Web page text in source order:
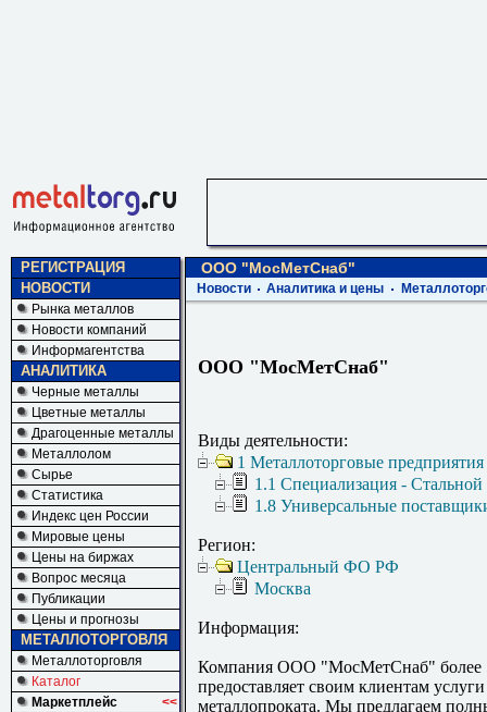
РЕГИСТРАЦИЯ
НОВОСТИ
Рынка металлов
Новости компаний
Информагентства
АНАЛИТИКА
Черные металлы
Цветные металлы
Драгоценные металлы
Металлолом
Сырье
Статистика
Индекс цен России
Мировые цены
Цены на биржах
Вопрос месяца
Публикации
Цены и прогнозы
МЕТАЛЛОТОРГОВЛЯ
Металлоторговля
Каталог
Маркетплейс
<<
ООО "МосМетСнаб"
Новости Аналитика и цены
ООО "МосМетСнаб"
Виды деятельности:
1 Металлоторговые
1.1 Специализация - Стальной
1.8 Универсальные
Регион:
Центральный ФО РФ
Москва
Информация:
Компания ООО "МосМетСнаб" более
предоставляет своим клиентам
металлопроката. Мы предлагаем